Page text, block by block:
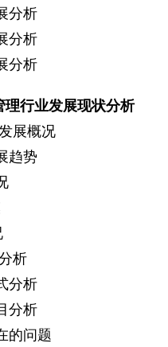
分析
分析
分析
理行业发展现状分析
展概况
趋势
析
分析
分析
的问题